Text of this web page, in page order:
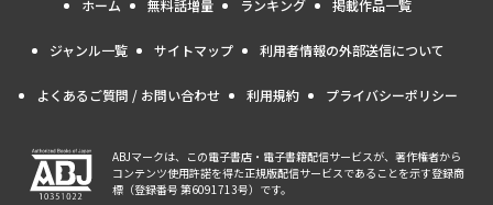
ホーム 無料話増量 ランキング 掲載作品一覧
ジャンル一覧 サイトマップ 利用者情報の外部送信について
よくあるご質問 / お問い合わせ 利用規約 プライバシーポリシー
ABJマークは、この電子書店・電子書籍配信サービスが、著作権者から
コンテンツ使用許諾を得た正規版配信サービスであることを示す登録商
標（登録番号 第6091713号）です。